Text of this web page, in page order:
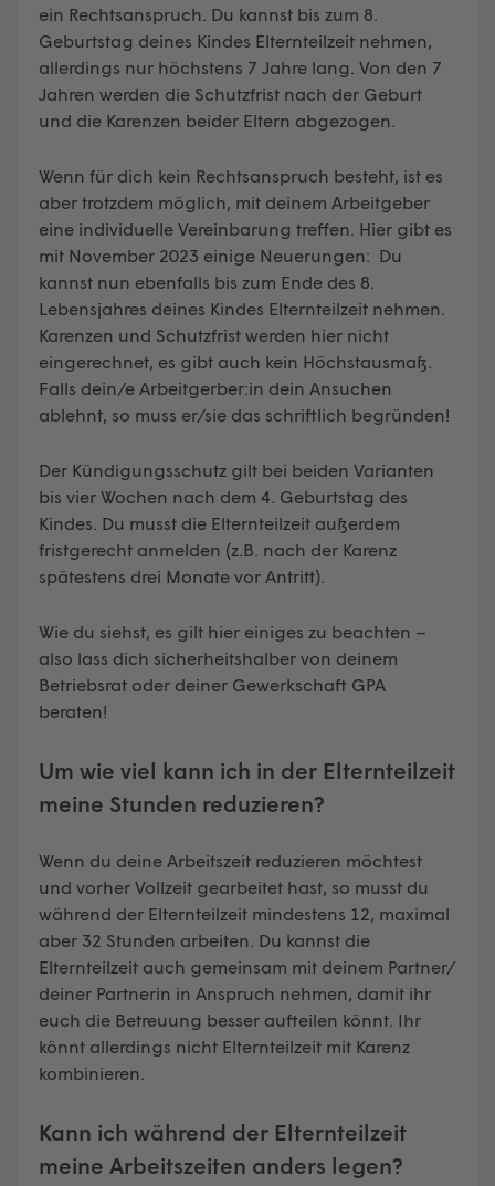
ein Rechtsanspruch. Du kannst bis zum 8.
Geburtstag deines Kindes Elternteilzeit nehmen,
allerdings nur höchstens 7 Jahre lang. Von den 7
Jahren werden die Schutzfrist nach der Geburt
und die Karenzen beider Eltern abgezogen.
Wenn für dich kein Rechtsanspruch besteht, ist es
aber trotzdem möglich, mit deinem Arbeitgeber
eine individuelle Vereinbarung treffen. Hier gibt es
mit November 2023 einige Neuerungen: Du
kannst nun ebenfalls bis zum Ende des 8.
Lebensjahres deines Kindes Elternteilzeit nehmen.
Karenzen und Schutzfrist werden hier nicht
eingerechnet, es gibt auch kein Höchstausmaß.
Falls dein/e Arbeitgerber:in dein Ansuchen
ablehnt, so muss er/sie das schriftlich begründen!
Der Kündigungsschutz gilt bei beiden Varianten
bis vier Wochen nach dem 4. Geburtstag des
Kindes. Du musst die Elternteilzeit außerdem
fristgerecht anmelden (z.B. nach der Karenz
spätestens drei Monate vor Antritt).
Wie du siehst, es gilt hier einiges zu beachten –
also lass dich sicherheitshalber von deinem
Betriebsrat oder deiner Gewerkschaft GPA
beraten!
Um wie viel kann ich in der Elternteilzeit
meine Stunden reduzieren?
Wenn du deine Arbeitszeit reduzieren möchtest
und vorher Vollzeit gearbeitet hast, so musst du
während der Elternteilzeit mindestens 12, maximal
aber 32 Stunden arbeiten. Du kannst die
Elternteilzeit auch gemeinsam mit deinem Partner/
deiner Partnerin in Anspruch nehmen, damit ihr
euch die Betreuung besser aufteilen könnt. Ihr
könnt allerdings nicht Elternteilzeit mit Karenz
kombinieren.
Kann ich während der Elternteilzeit
meine Arbeitszeiten anders legen?